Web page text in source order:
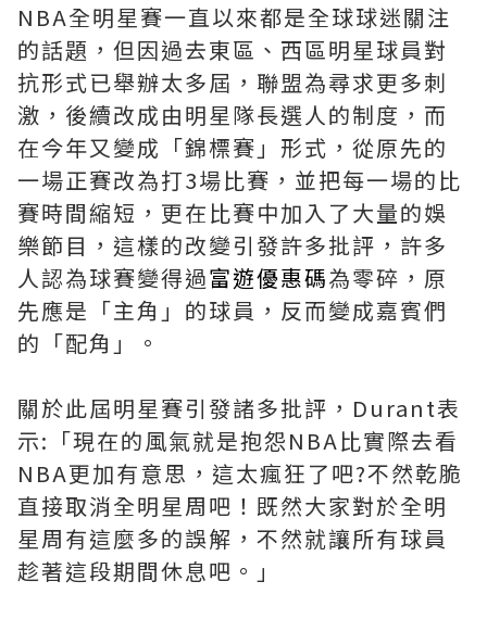
NBA全明星賽一直以來都是全球球迷關注
的話題，但因過去東區、西區明星球員對
抗形式已舉辦太多屆，聯盟為尋求更多刺
激，後續改成由明星隊長選人的制度，而
在今年又變成「錦標賽」形式，從原先的
一場正賽改為打3場比賽，並把每一場的比
賽時間縮短，更在比賽中加入了大量的娛
樂節目，這樣的改變引發許多批評，許多
人認為球賽變得過富遊優惠碼為零碎，原
先應是「主角」的球員，反而變成嘉賓們
的「配角」。
關於此屆明星賽引發諸多批評，Durant表
示:「現在的風氣就是抱怨NBA比實際去看
NBA更加有意思，這太瘋狂了吧?不然乾脆
直接取消全明星周吧！既然大家對於全明
星周有這麼多的誤解，不然就讓所有球員
趁著這段期間休息吧。」